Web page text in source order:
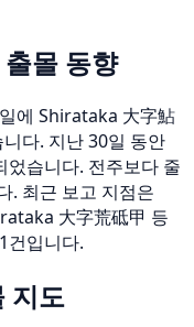
몰 동향
에 Shirataka 大字鮎
다. 지난 30일 동안
었습니다. 전주보다 줄
. 최근 보고 지점은
大字荒砥甲 등
건입니다.
지도